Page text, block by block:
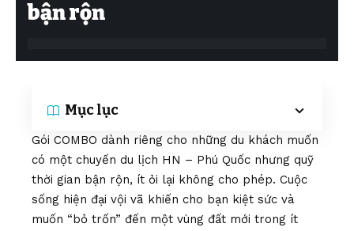
bận rộn
Mục lục
Gói COMBO dành riêng cho những du khách muốn
có một chuyến du lịch HN – Phú Quốc nhưng quỹ
thời gian bận rộn, ít ỏi lại không cho phép. Cuộc
sống hiện đại vội vã khiến cho bạn kiệt sức và
muốn “bỏ trốn” đến một vùng đất mới trong ít